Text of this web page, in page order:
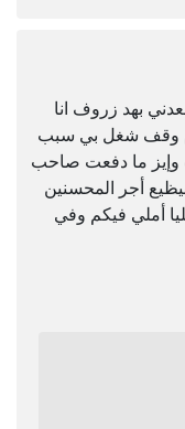
بهد زروف انا
بس وقف شغل بي سبب
وإيز ما دفعت صاحب
أجر المحسنين
أملي فيكم وفي